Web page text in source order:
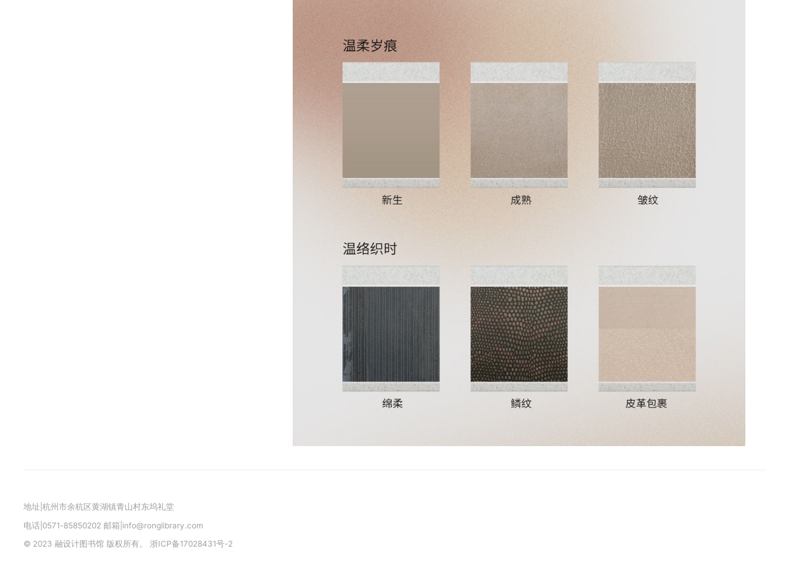
地址|杭州市余杭区黄湖镇青山村东坞礼堂
电话|0571-85850202 邮箱|info@ronglibrary.com
© 2023 融设计图书馆 版权所有。浙ICP备17028431号-2